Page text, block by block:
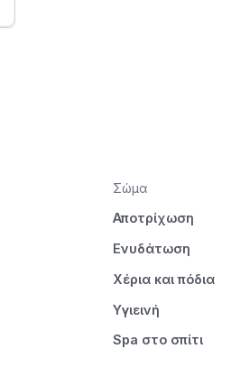
Σώμα
Αποτρίχωση
Ενυδάτωση
Χέρια και πόδια
Υγιεινή
Spa στο σπίτι